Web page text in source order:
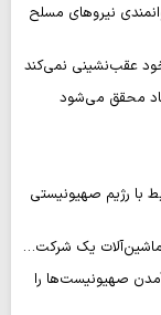
نیروهای مسلح
خود عقب‌نشینی نمی‌کند
محقق می‌شود
با رژیم صهیونیستی
ماشین‌آلات یک شرکت…
صهیونیست‌ها را